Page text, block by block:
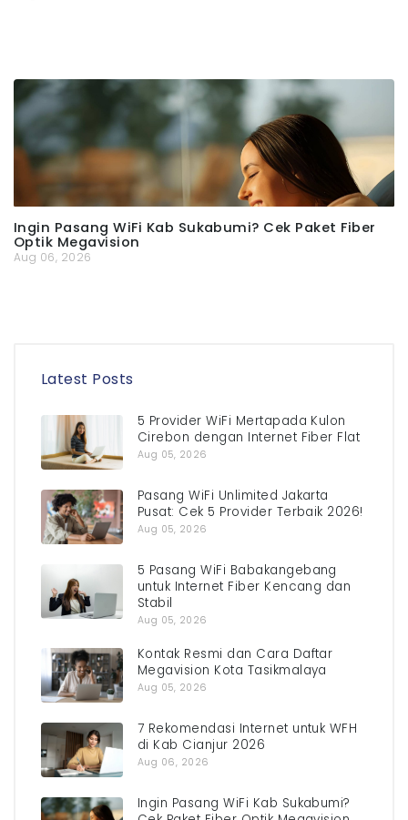
Ingin Pasang WiFi Kab Sukabumi? Cek Paket Fiber
Optik Megavision
Aug 06, 2026
Latest Posts
5 Provider WiFi Mertapada Kulon
Cirebon dengan Internet Fiber Flat
Aug 05, 2026
Pasang WiFi Unlimited Jakarta
Pusat: Cek 5 Provider Terbaik 2026!
Aug 05, 2026
5 Pasang WiFi Babakangebang
untuk Internet Fiber Kencang dan
Stabil
Aug 05, 2026
Kontak Resmi dan Cara Daftar
Megavision Kota Tasikmalaya
Aug 05, 2026
7 Rekomendasi Internet untuk WFH
di Kab Cianjur 2026
Aug 06, 2026
Ingin Pasang WiFi Kab Sukabumi?